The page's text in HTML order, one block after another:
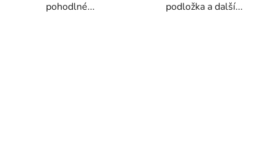
pohodlné...
podložka a další...